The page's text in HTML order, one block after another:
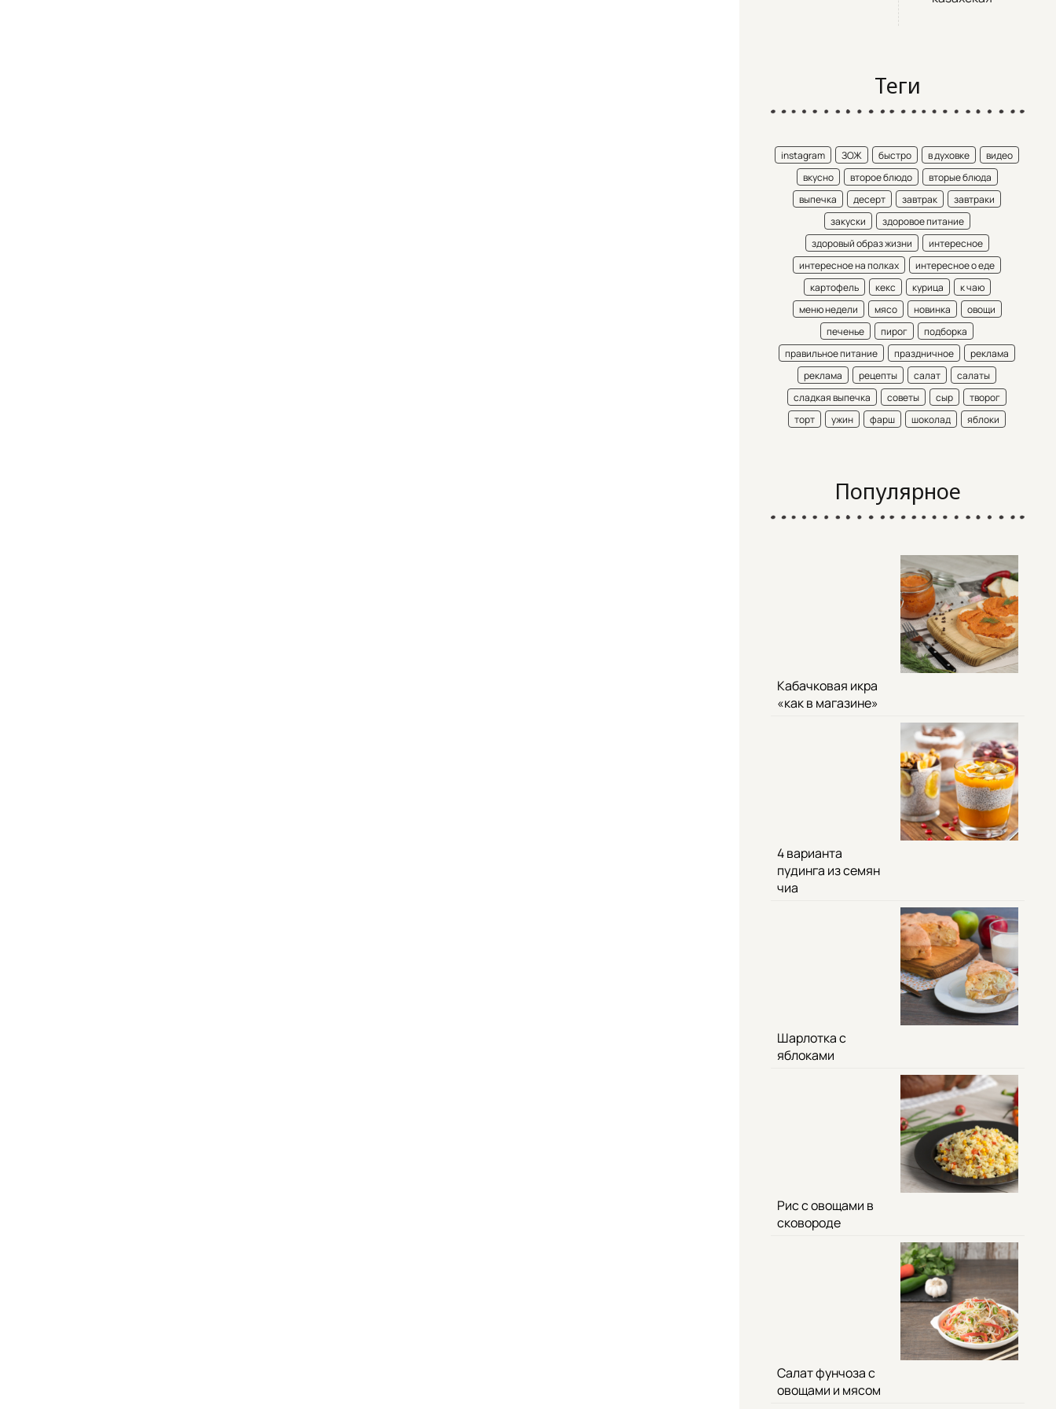
Теги
instagram ЗОЖ быстро в духовке
видео
вкусно
второе блюдо
вторые блюда
выпечка
десерт завтрак
завтраки
закуски
здоровое питание
здоровый образ жизни
интересное
интересное на полках
интересное о еде
картофель
кекс курица
к чаю
меню недели
мясо новинка
овощи
печенье
пирог
подборка
правильное питание
праздничное
реклама
реклама
рецепты салат
салаты
сладкая выпечка
советы сыр
творог
торт
ужин фарш шоколад яблоки
Популярное
Кабачковая икра
«как в магазине»
4 варианта
пудинга из семян
чиа
Шарлотка с
яблоками
Рис с овощами в
сковороде
Салат фунчоза с
овощами и мясом